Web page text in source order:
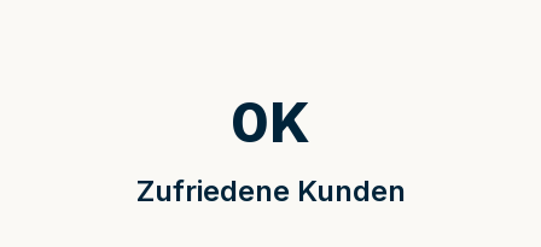
Zufriedene Kunden
0K